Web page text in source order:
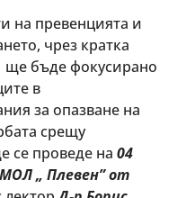
на превенцията и
чрез кратка
ще бъде фокусирано
в
за опазване на
срещу
се проведе на 04
„ Плевен” от